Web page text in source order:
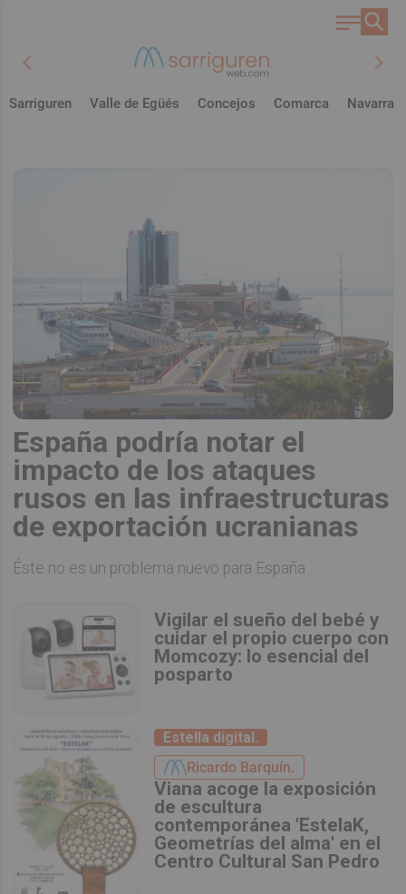
chevron_left chevron_right
Sarriguren Valle de Egüés Concejos Comarca Navarra
España podría notar el
impacto de los ataques
rusos en las infraestructuras
de exportación ucranianas
Éste no es un problema nuevo para España
Vigilar el sueño del bebé y
cuidar el propio cuerpo con
Momcozy: lo esencial del
posparto
Estella digital.
Ricardo Barquín.
Viana acoge la exposición
de escultura
contemporánea 'EstelaK,
Geometrías del alma' en el
Centro Cultural San Pedro